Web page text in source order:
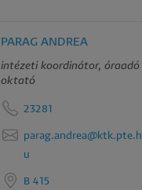
PARAG ANDREA
intézeti koordinátor, óraadó
oktató
23281
parag.andrea@ktk.pte.h
u
B 415